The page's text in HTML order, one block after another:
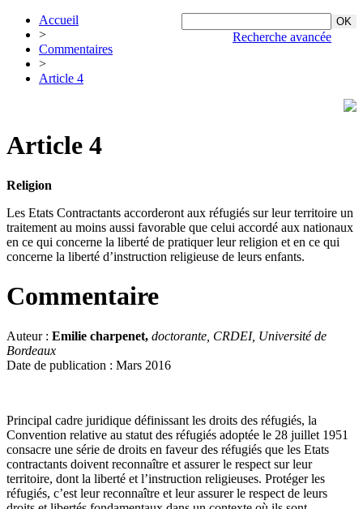
Recherche avancée
Accueil
>
Commentaires
>
Article 4
Article 4
Religion
Les Etats Contractants accorderont aux réfugiés sur leur territoire un
traitement au moins aussi favorable que celui accordé aux nationaux
en ce qui concerne la liberté de pratiquer leur religion et en ce qui
concerne la liberté d’instruction religieuse de leurs enfants.
Commentaire
Auteur : Emilie charpenet, doctorante, CRDEI, Université de
Bordeaux
Date de publication : Mars 2016
Principal cadre juridique définissant les droits des réfugiés, la
Convention relative au statut des réfugiés adoptée le 28 juillet 1951
consacre une série de droits en faveur des réfugiés que les Etats
contractants doivent reconnaître et assurer le respect sur leur
territoire, dont la liberté et l’instruction religieuses. Protéger les
réfugiés, c’est leur reconnaître et leur assurer le respect de leurs